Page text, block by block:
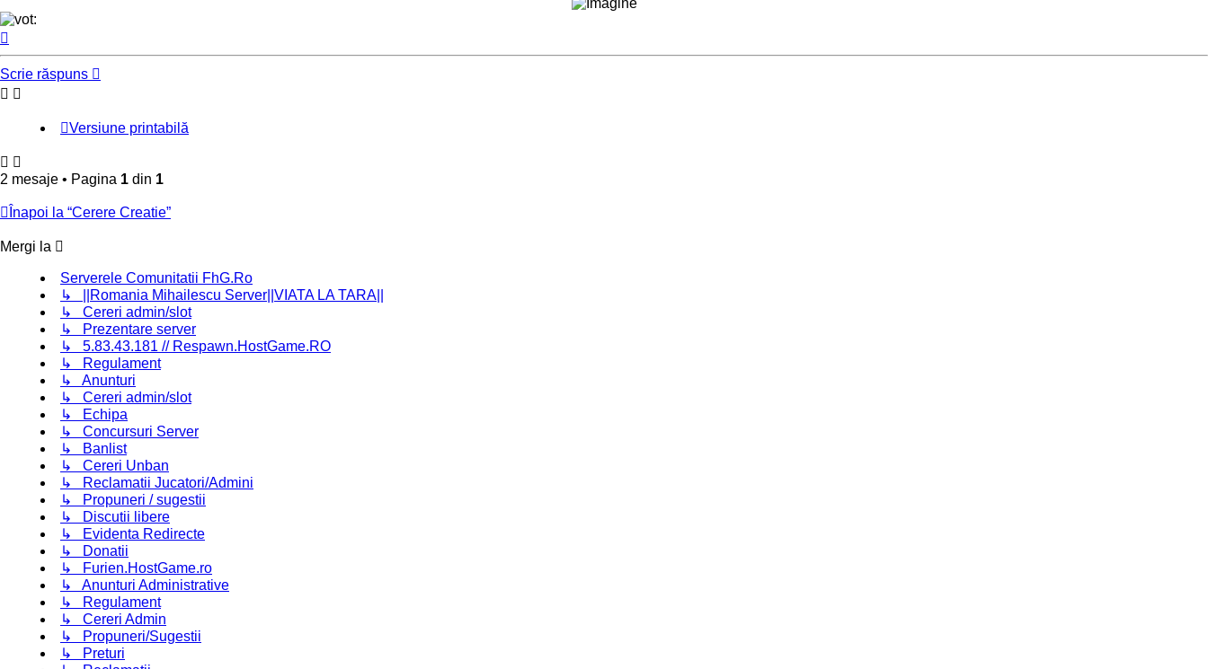
Scrie răspuns
Versiune printabilă
2 mesaje • Pagina 1 din 1
Înapoi la “Cerere Creatie”
Mergi la
Serverele Comunitatii FhG.Ro
↳ ||Romania Mihailescu Server||VIATA LA TARA||
↳ Cereri admin/slot
↳ Prezentare server
↳ 5.83.43.181 // Respawn.HostGame.RO
↳ Regulament
↳ Anunturi
↳ Cereri admin/slot
↳ Echipa
↳ Concursuri Server
↳ Banlist
↳ Cereri Unban
↳ Reclamatii Jucatori/Admini
↳ Propuneri / sugestii
↳ Discutii libere
↳ Evidenta Redirecte
↳ Donatii
↳ Furien.HostGame.ro
↳ Anunturi Administrative
↳ Regulament
↳ Cereri Admin
↳ Propuneri/Sugestii
↳ Preturi